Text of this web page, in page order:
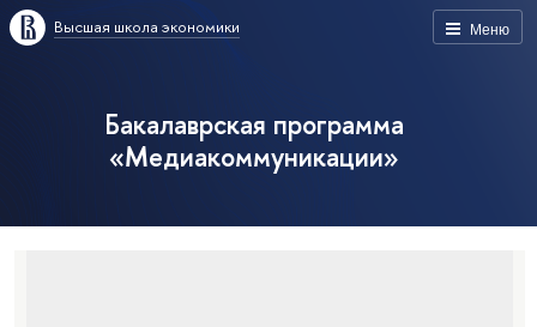
Меню
Высшая школа экономики
Бакалаврская программа
«Медиакоммуникации»